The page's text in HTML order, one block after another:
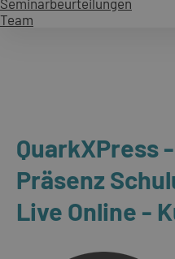
Team
QuarkXPress
Präsenz
Live Online -